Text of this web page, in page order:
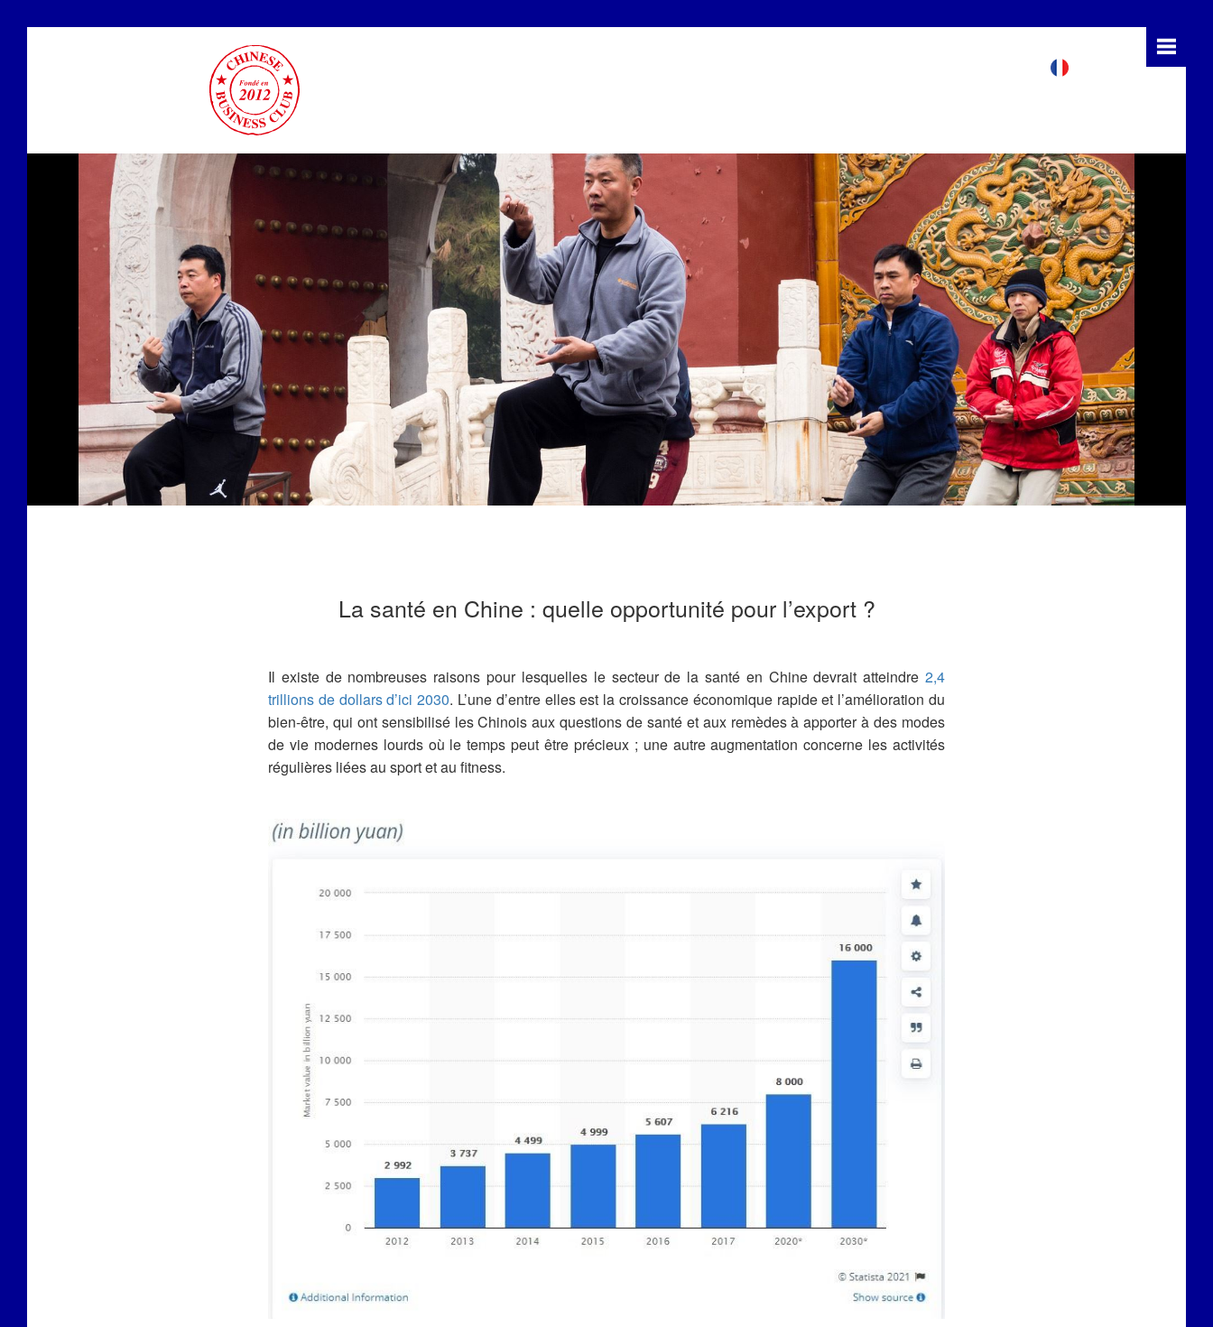
La santé en Chine : quelle opportunité pour l’export ?
Il existe de nombreuses raisons pour lesquelles le secteur de la santé en Chine devrait atteindre 2,4
trillions de dollars d’ici 2030. L’une d’entre elles est la croissance économique rapide et l’amélioration du
bien-être, qui ont sensibilisé les Chinois aux questions de santé et aux remèdes à apporter à des modes
de vie modernes lourds où le temps peut être précieux ; une autre augmentation concerne les activités
régulières liées au sport et au fitness.